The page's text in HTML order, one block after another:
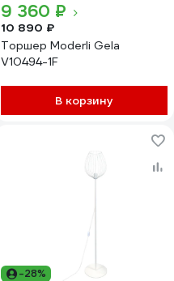
9 360 ₽
10 890 ₽
Торшер Moderli Gela
V10494-1F
В корзину
-28%